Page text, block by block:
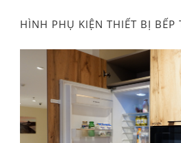
HÌNH PHỤ KIỆN THIẾT BỊ BẾP